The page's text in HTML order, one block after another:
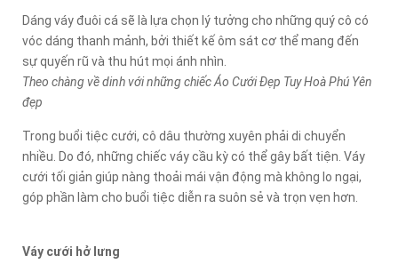
Dáng váy đuôi cá sẽ là lựa chọn lý tưởng cho những quý cô có
vóc dáng thanh mảnh, bởi thiết kế ôm sát cơ thể mang đến
sự quyến rũ và thu hút mọi ánh nhìn.
Theo chàng về dinh với những chiếc Áo Cưới Đẹp Tuy Hoà Phú Yên
đẹp
Trong buổi tiệc cưới, cô dâu thường xuyên phải di chuyển
nhiều. Do đó, những chiếc váy cầu kỳ có thể gây bất tiện. Váy
cưới tối giản giúp nàng thoải mái vận động mà không lo ngại,
góp phần làm cho buổi tiệc diễn ra suôn sẻ và trọn vẹn hơn.
Váy cưới hở lưng